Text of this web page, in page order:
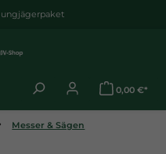
0,00 €*
Messer & Sägen